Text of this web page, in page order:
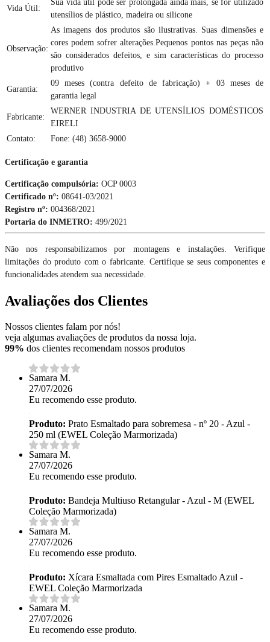
Vida Útil:
utensílios de plástico, madeira ou silicone
Observação:
As imagens dos produtos são ilustrativas. Suas dimensões e
cores podem sofrer alterações.Pequenos pontos nas peças não
são considerados defeitos, e sim características do processo
produtivo
Garantia:
09 meses (contra defeito de fabricação) + 03 meses de
garantia legal
Fabricante:
WERNER INDUSTRIA DE UTENSÍLIOS DOMÉSTICOS
EIRELI
Contato:
Fone: (48) 3658-9000
Certificação e garantia
Certificação compulsória: OCP 0003
Certificado nº: 08641-03/2021
Registro nº: 004368/2021
Portaria do INMETRO: 499/2021
Não nos responsabilizamos por montagens e instalações. Verifique
limitações do produto com o fabricante. Certifique se seus componentes e
funcionalidades atendem sua necessidade.
Avaliações dos Clientes
Nossos clientes falam por nós!
veja algumas avaliações de produtos da nossa loja.
99% dos clientes recomendam nossos produtos
Samara M.
27/07/2026
Eu recomendo esse produto.
Produto: Prato Esmaltado para sobremesa - nº 20 - Azul -
250 ml (EWEL Coleção Marmorizada)
Samara M.
27/07/2026
Eu recomendo esse produto.
Produto: Bandeja Multiuso Retangular - Azul - M (EWEL
Coleção Marmorizada)
Samara M.
27/07/2026
Eu recomendo esse produto.
Produto: Xícara Esmaltada com Pires Esmaltado Azul -
EWEL Coleção Marmorizada
Samara M.
27/07/2026
Eu recomendo esse produto.